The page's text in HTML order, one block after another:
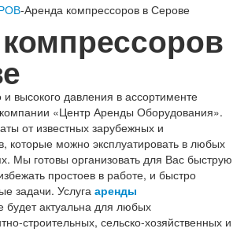
-Аренда компрессоров в Серове
высокого давления в ассортименте
«Центр Аренды Оборудования».
от известных зарубежных и
которые можно эксплуатировать в любых
Мы готовы организовать для Вас быструю
простоев в работе, и быстро
задачи. Услуга аренды
будет актуальна для любых
строительных, сельско-хозяйственных и